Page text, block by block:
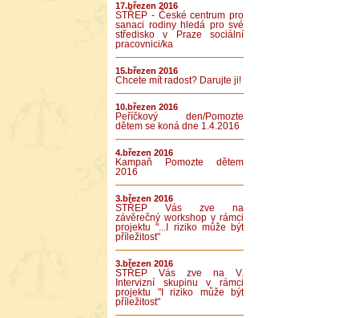
17.březen 2016
STŘEP - České centrum pro
sanaci rodiny hledá pro své
středisko v Praze sociální
pracovnici/ka
15.březen 2016
Chcete mít radost? Darujte ji!
10.březen 2016
Peříčkový den/Pomozte
dětem se koná dne 1.4.2016
4.březen 2016
Kampaň Pomozte dětem
2016
3.březen 2016
STŘEP Vás zve na
závěrečný workshop v rámci
projektu "...I riziko může být
příležitost"
3.březen 2016
STŘEP Vás zve na V.
Intervizní skupinu v rámci
projektu "I riziko může být
příležitost"